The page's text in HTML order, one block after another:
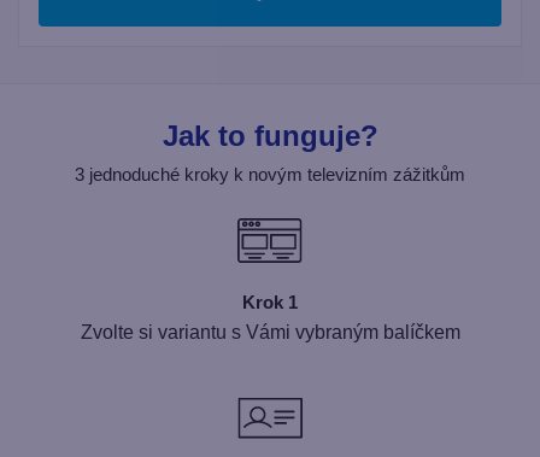
Jak to funguje?
3 jednoduché kroky k novým televizním zážitkům
Krok 1
Zvolte si variantu s Vámi vybraným balíčkem